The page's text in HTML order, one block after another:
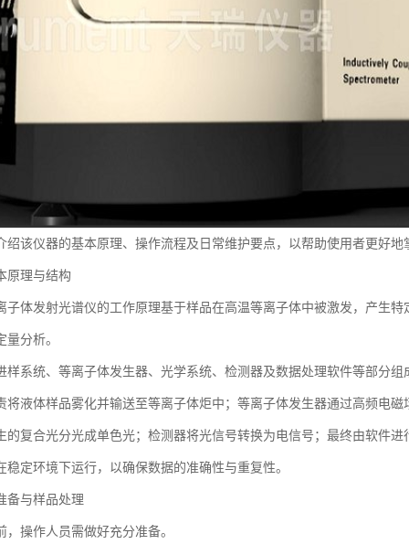
绍该仪器的基本原理、操作流程及日常维护要点，以帮助使用者更好地
原理与结构
子体发射光谱仪的工作原理基于样品在高温等离子体中被激发，产生
量分析。
样系统、等离子体发生器、光学系统、检测器及数据处理软件等部分组
将液体样品雾化并输送至等离子体炬中；等离子体发生器通过高频电
的复合光分光成单色光；检测器将光信号转换为电信号；最终由软件
稳定环境下运行，以确保数据的准确性与重复性。
备与样品处理
，操作人员需做好充分准备。